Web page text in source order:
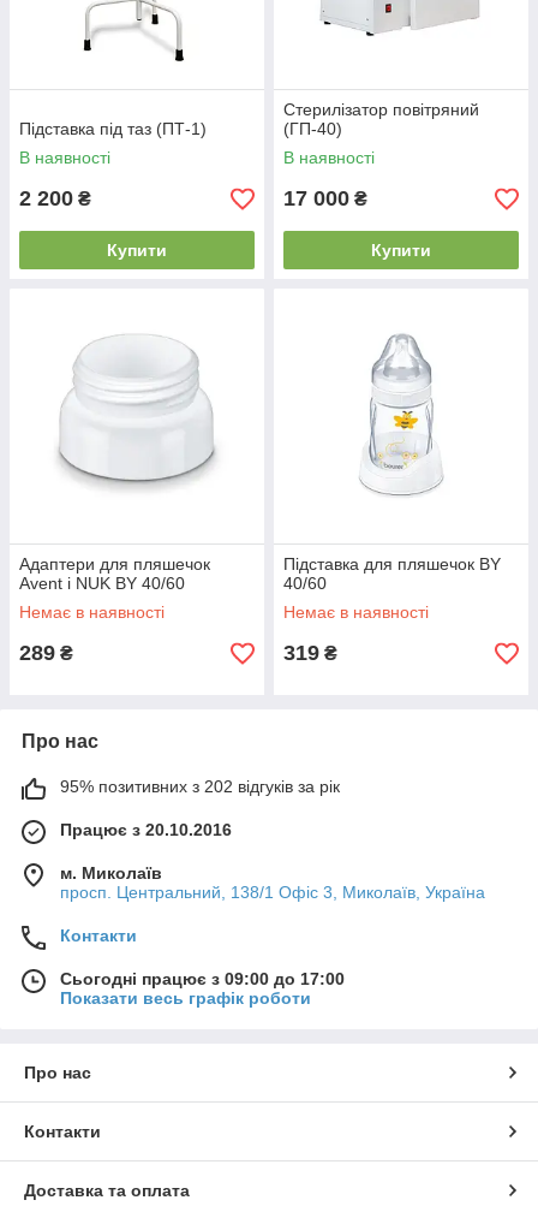
Підставка під таз (ПТ-1)
В наявності
2 200 ₴
Купити
Стерилізатор повітряний
(ГП-40)
В наявності
17 000 ₴
Купити
Адаптери для пляшечок
Avent і NUK BY 40/60
Немає в наявності
289 ₴
Підставка для пляшечок BY
40/60
Немає в наявності
319 ₴
Про нас
95% позитивних з 202 відгуків за рік
Працює з 20.10.2016
м. Миколаїв
просп. Центральний, 138/1 Офіс 3, Миколаїв, Україна
Контакти
Сьогодні працює з 09:00 до 17:00
Показати весь графік роботи
Про нас
Контакти
Доставка та оплата